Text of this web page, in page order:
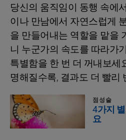
당신의 움직임이 동행 속에
이나 만남에서 자연스럽게
을 만들어내는 역할을 맡을
니 누군가의 속도를 따라가
특별함을 한 번 더 꺼내보세
명해질수록, 결과도 더 빨리
점성술
4가지
요